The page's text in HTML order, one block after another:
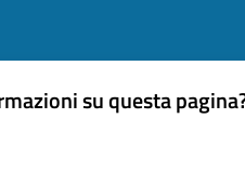
su questa